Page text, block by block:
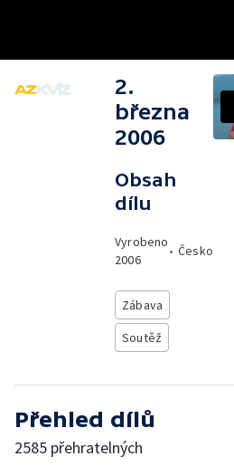
2.
března
2006
Obsah
dílu
Vyrobeno
2006
• Česko
Zábava
Soutěž
Přehled dílů
2585 přehratelných